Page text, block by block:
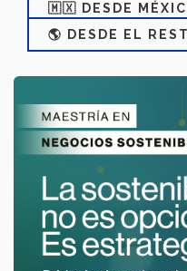
🇲🇽 DESDE
🌎 DESDE EL